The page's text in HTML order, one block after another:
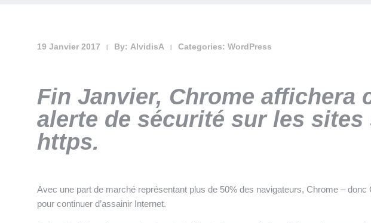
19 Janvier 2017 By: AlvidisA Categories: WordPress
Fin Janvier, Chrome affichera
alerte de sécurité sur les
https.
Avec une part de marché représentant plus de 50% des navigateurs, Chrome –
pour continuer d’assainir Internet.